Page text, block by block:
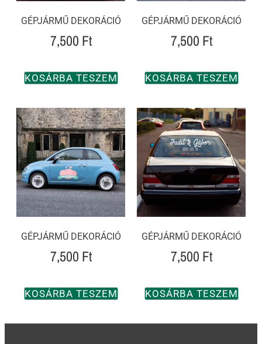
GÉPJÁRMŰ DEKORÁCIÓ
7,500 Ft
KOSÁRBA TESZEM
GÉPJÁRMŰ DEKORÁCIÓ
7,500 Ft
KOSÁRBA TESZEM
GÉPJÁRMŰ DEKORÁCIÓ
7,500 Ft
KOSÁRBA TESZEM
GÉPJÁRMŰ DEKORÁCIÓ
7,500 Ft
KOSÁRBA TESZEM